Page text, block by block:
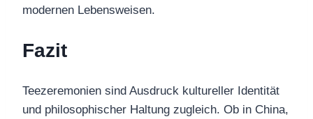
modernen Lebensweisen.
Fazit
Teezeremonien sind Ausdruck kultureller Identität
und philosophischer Haltung zugleich. Ob in China,